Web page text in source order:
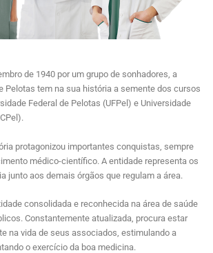
de 1940 por um grupo de sonhadores, a
Pelotas tem na sua história a semente dos cursos
Federal de Pelotas (UFPel) e Universidade
protagonizou importantes conquistas, sempre
médico-científico. A entidade representa os
junto aos demais órgãos que regulam a área.
consolidada e reconhecida na área de saúde
Constantemente atualizada, procura estar
na vida de seus associados, estimulando a
o exercício da boa medicina.